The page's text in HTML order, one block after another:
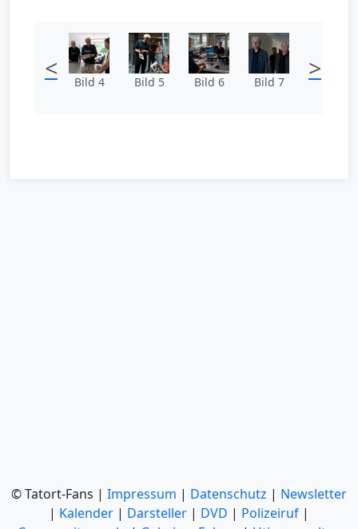
< Bild 4 Bild 5 Bild 6 Bild 7 >
© Tatort-Fans | Impressum | Datenschutz | Newsletter
| Kalender | Darsteller | DVD | Polizeiruf |